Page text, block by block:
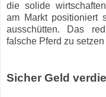
die solide
am Markt positioniert
ausschütten. Das
falsche Pferd zu
Sicher Geld